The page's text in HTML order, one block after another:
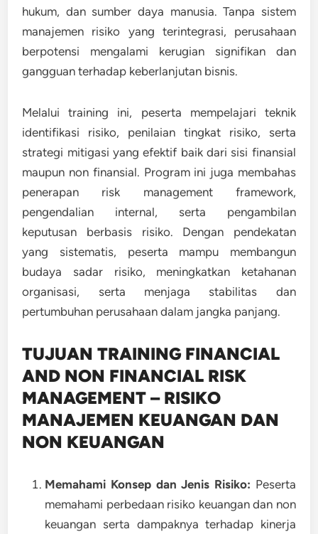
hukum, dan sumber daya manusia. Tanpa sistem
manajemen risiko yang terintegrasi, perusahaan
berpotensi mengalami kerugian signifikan dan
gangguan terhadap keberlanjutan bisnis.
Melalui training ini, peserta mempelajari teknik
identifikasi risiko, penilaian tingkat risiko, serta
strategi mitigasi yang efektif baik dari sisi finansial
maupun non finansial. Program ini juga membahas
penerapan risk management framework,
pengendalian internal, serta pengambilan
keputusan berbasis risiko. Dengan pendekatan
yang sistematis, peserta mampu membangun
budaya sadar risiko, meningkatkan ketahanan
organisasi, serta menjaga stabilitas dan
pertumbuhan perusahaan dalam jangka panjang.
TUJUAN TRAINING FINANCIAL
AND NON FINANCIAL RISK
MANAGEMENT – RISIKO
MANAJEMEN KEUANGAN DAN
NON KEUANGAN
Memahami Konsep dan Jenis Risiko: Peserta
memahami perbedaan risiko keuangan dan non
keuangan serta dampaknya terhadap kinerja